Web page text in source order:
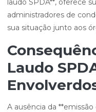
laudo SPDA**, oferece
administradores de
sua situação junto aos
Laudo
A ausência da